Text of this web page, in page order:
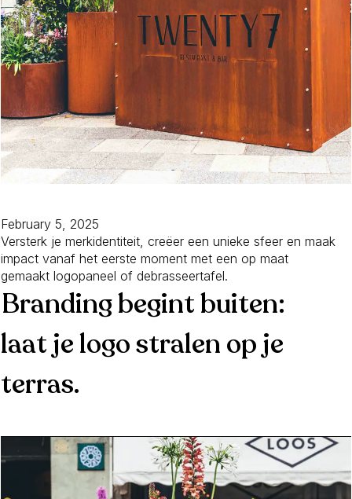
February 5, 2025
Versterk je merkidentiteit, creëer een unieke sfeer en maak
impact vanaf het eerste moment met een op maat
gemaakt logopaneel of debrasseertafel.
Branding begint buiten:
laat je logo stralen op je
terras.